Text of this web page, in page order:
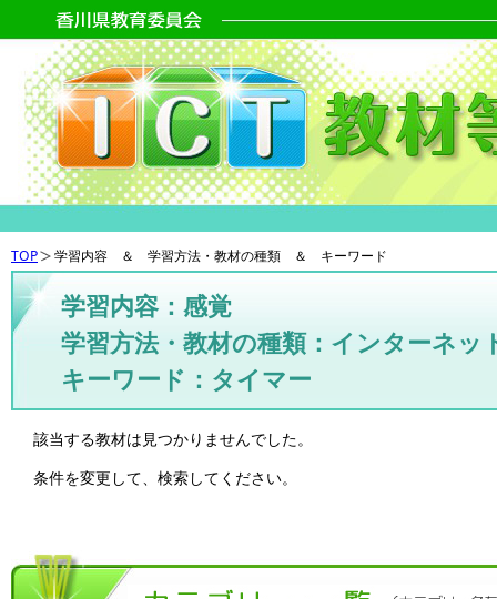
TOP 学習内容 ＆ 学習方法・教材の種類 ＆ キーワード
学習内容：感覚
学習方法・教材の種類：インターネッ
キーワード：タイマー
該当する教材は見つかりませんでした。
条件を変更して、検索してください。